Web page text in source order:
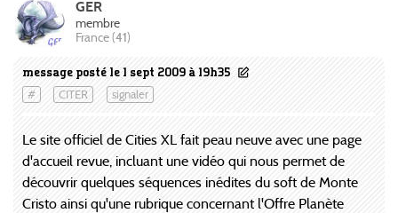
message posté le 1 sept 2009 à 19h35
# CITER signaler
GER
membre
France (41)
Le site officiel de Cities XL fait peau neuve avec une page
d'accueil revue, incluant une vidéo qui nous permet de
découvrir quelques séquences inédites du soft de Monte
Cristo ainsi qu'une rubrique concernant l'Offre Planète